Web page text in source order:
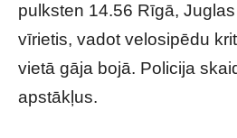
pulksten 14.56 Rīgā,
vīrietis, vadot velosipēdu
vietā gāja bojā. Policija
apstākļus.